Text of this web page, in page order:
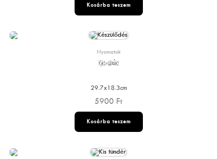
Kosárba teszem
Nyomatok
Készülődés
29.7x18.3cm
5900 Ft
Kosárba teszem